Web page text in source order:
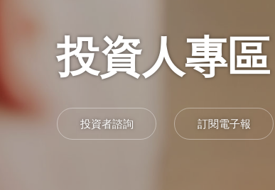
投資人專區
投資者諮詢 訂閱電子報